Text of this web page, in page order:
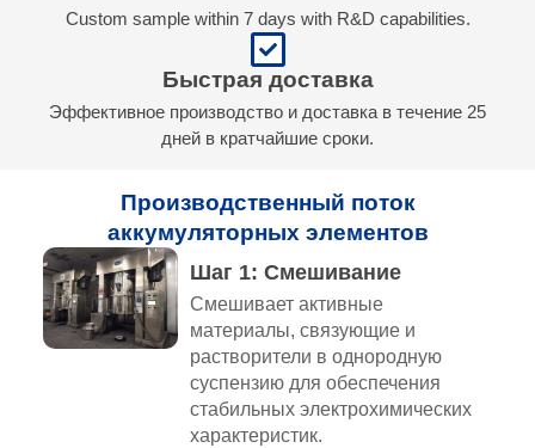
Custom sample within 7 days with R&D capabilities.
Быстрая доставка
Эффективное производство и доставка в течение 25
дней в кратчайшие сроки.
Производственный поток
аккумуляторных элементов
Шаг 1: Смешивание
Смешивает активные
материалы, связующие и
растворители в однородную
суспензию для обеспечения
стабильных электрохимических
характеристик.